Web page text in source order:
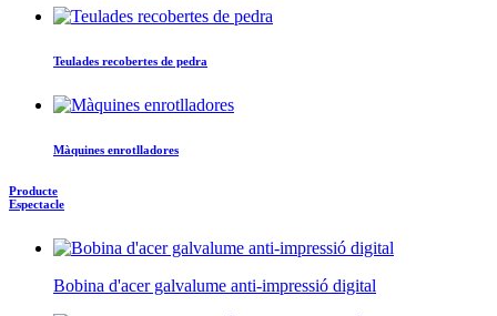
Teulades recobertes de pedra
Màquines enrotlladores
Producte
Espectacle
Bobina d'acer galvalume anti-impressió digital